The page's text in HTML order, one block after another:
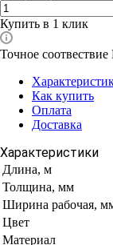
Купить в 1 клик
Точное
Как купить
Оплата
Доставка
Характеристики
Длина, м
Толщина, мм
Ширина рабочая,
Цвет
Материал